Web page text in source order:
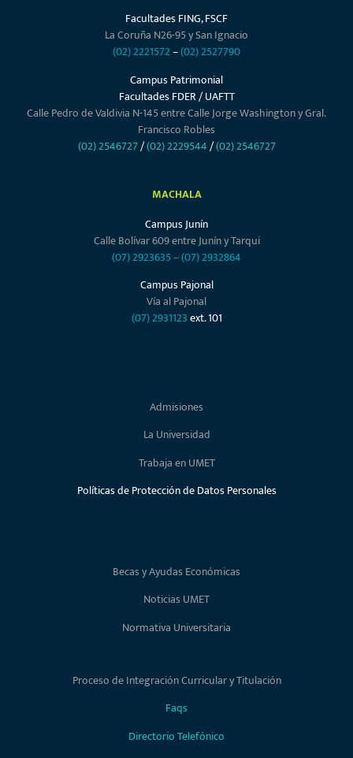
Facultades FING, FSCF
La Coruña N26-95 y San Ignacio
(02) 2221572–(02) 2527790
Campus Patrimonial
Facultades FDER / UAFTT
Calle Pedro de Valdivia N-145 entre Calle Jorge Washington y Gral.
Francisco Robles
(02) 2546727/(02) 2229544/(02) 2546727
MACHALA
Campus Junín
Calle Bolívar 609 entre Junín y Tarqui
(07) 2923635–(07) 2932864
Campus Pajonal
Vía al Pajonal
(07) 2931123ext. 101
Admisiones
La Universidad
Trabaja en UMET
Políticas de Protección de Datos Personales
Becas y Ayudas Económicas
Noticias UMET
Normativa Universitaria
Proceso de Integración Curricular y Titulación
Faqs
Directorio Telefónico